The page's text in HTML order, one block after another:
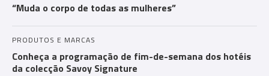
“Muda o corpo de todas as mulheres”
PRODUTOS E MARCAS
Conheça a programação de fim-de-semana dos hotéis
da colecção Savoy Signature